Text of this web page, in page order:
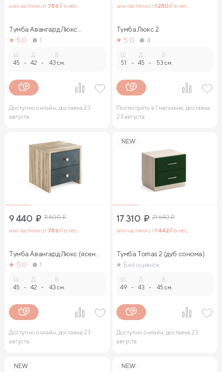
или частями от 786₽ в мес.
Тумба Авангард Люкс
(ясмунд)
5.0 1
45 -
Д.
42 -
В.
43 см.
Доступно онлайн, доставка 23
августа
или частями от1 250₽ в мес.
Тумба Люкс 2
5.0
4
51 -
Д.
45 -
В.
53 см.
Посмотреть в 1 магазине, доставка
23 августа
9 440 ₽ 11 800₽
или частями от 786₽ в мес.
Тумба Авангард Люкс (ясень
ориноко)
5.0 1
45 -
Д.
42 -
В.
43 см.
Доступно онлайн, доставка 23
августа
NEW
17 310 ₽ 21 640₽
или частями от1 442₽ в мес.
Тумба Tomas 2 (дуб сонома)
Без оценок
49 -
Д.
43 -
В.
45 см.
Доступно онлайн, доставка 23
августа
NEW NEW